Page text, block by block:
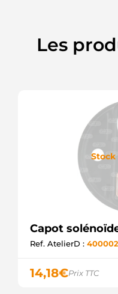
Les
Capot
Ref. AtelierD :
14,18€Prix TTC